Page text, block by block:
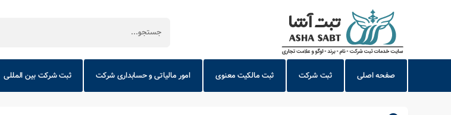
صفحه اصلی ثبت شرکت ثبت مالکیت معنوی امور مالیاتی و حسابداری شرکت ثبت شرکت بین المللی